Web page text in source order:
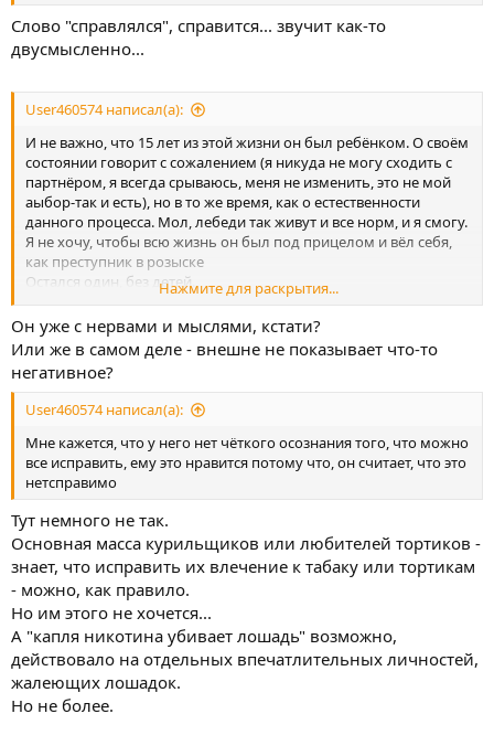
Слово "справлялся", справится... звучит как-то
двусмысленно...
User460574 написал(а):
И не важно, что 15 лет из этой жизни он был ребёнком. О своём
состоянии говорит с сожалением (я никуда не могу сходить с
партнёром, я всегда срываюсь, меня не изменить, это не мой
аыбор-так и есть), но в то же время, как о естественности
данного процесса. Мол, лебеди так живут и все норм, и я смогу.
Я не хочу, чтобы всю жизнь он был под прицелом и вёл себя,
как преступник в розыске
Остался один, без детей.
Вечно с мыслями, с нервами ни к черту...
Нажмите для раскрытия...
Он уже с нервами и мыслями, кстати?
Или же в самом деле - внешне не показывает что-то
негативное?
User460574 написал(а):
Мне кажется, что у него нет чёткого осознания того, что можно
все исправить, ему это нравится потому что, он считает, что это
нетсправимо
Тут немного не так.
Основная масса курильщиков или любителей тортиков -
знает, что исправить их влечение к табаку или тортикам
- можно, как правило.
Но им этого не хочется...
А "капля никотина убивает лошадь" возможно,
действовало на отдельных впечатлительных личностей,
жалеющих лошадок.
Но не более.